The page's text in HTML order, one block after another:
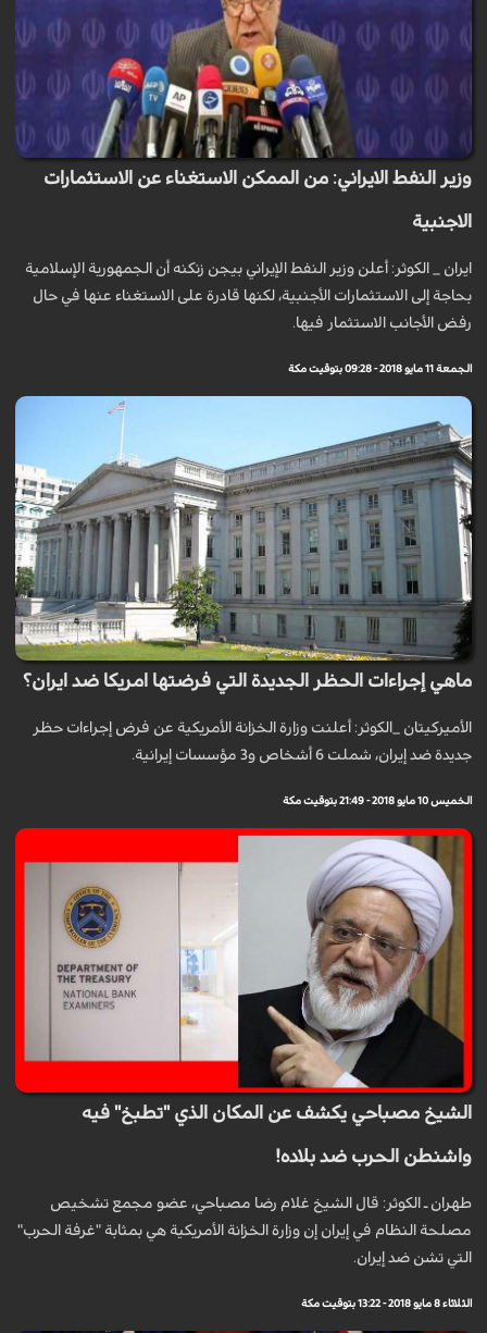
وزير النفط الايراني: من الممكن الاستغناء عن الاستثمارات
الاجنبية
ايران _ الكوثر: أعلن وزير النفط الإيراني بيجن زنكنه أن الجمهورية الإسلامية
بحاجة إلى الاستثمارات الأجنبية، لكنها قادرة على الاستغناء عنها في حال
رفض الأجانب الاستثمار فيها.
الجمعة 11 مايو 2018 - 09:28 بتوقيت مكة
ماهي إجراءات الحظر الجديدة التي فرضتها امريكا ضد ايران؟
الأميرکيتان _الكوثر: أعلنت وزارة الخزانة الأمريكية عن فرض إجراءات حظر
جديدة ضد إيران، شملت 6 أشخاص و3 مؤسسات إيرانية.
الخميس 10 مايو 2018 - 21:49 بتوقيت مكة
الشيخ مصباحي يكشف عن المكان الذي "تطبخ" فيه
واشنطن الحرب ضد بلاده!
طهران ـ الكوثر: قال الشيخ غلام رضا مصباحي، عضو مجمع تشخيص
مصلحة النظام في إيران إن وزارة الخزانة الأمريكية هي بمثابة "غرفة الحرب"
التي تشن ضد إيران.
الثلاثاء 8 مايو 2018 - 13:22 بتوقيت مكة